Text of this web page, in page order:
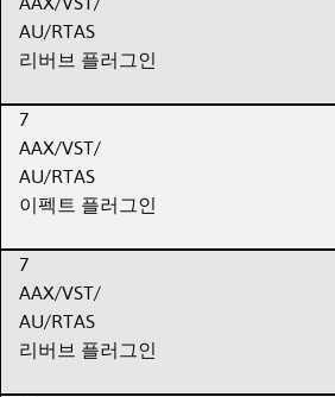
AU/RTAS
리버브 플러그인
7
AAX/VST/
AU/RTAS
이펙트 플러그인
7
AAX/VST/
AU/RTAS
리버브 플러그인